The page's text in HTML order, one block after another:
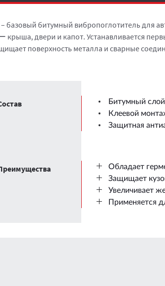
базовый битумный вибропоглотитель для
крыша, двери и капот. Устанавливается
поверхность металла и сварные
Битумный слой
Клеевой
Защитная
Обладает
Защищает
Увеличивает
Применяется